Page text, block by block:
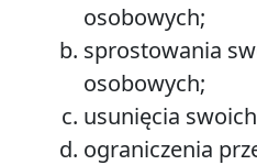
osobowych;
sprostowania
osobowych;
usunięcia
ograniczenia